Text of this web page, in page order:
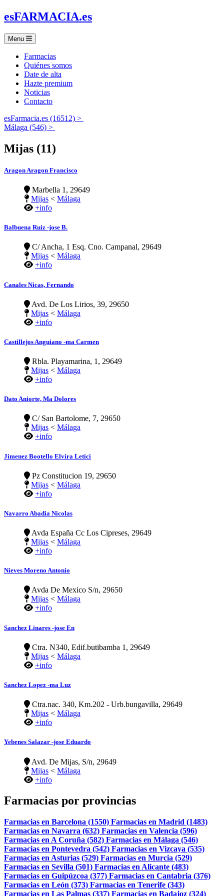
esFARMACIA.es
Menu
Farmacias
Quiénes somos
Date de alta
Hazte premium
Noticias
Contacto
esFarmacia.es (16512) >
Málaga (546) >
Mijas (11)
Aragon Aragon Francisco
Marbella 1, 29649
Mijas < Málaga
+info
Balbuena Ruiz -jose B.
C/ Ancha, 1 Esq. Cno. Campanal, 29649
Mijas < Málaga
+info
Canales Nicas, Fernando
Avd. De Los Lirios, 39, 29650
Mijas < Málaga
+info
Castillejos Anguiano -ma Carmen
Rbla. Playamarina, 1, 29649
Mijas < Málaga
+info
Dato Aniorte, Ma Dolores
C/ San Bartolome, 7, 29650
Mijas < Málaga
+info
Jimenez Bootello Elvira Letici
Pz Constitucion 19, 29650
Mijas < Málaga
+info
Navarro Abadia Nicolas
Avda España Cc Los Cipreses, 29649
Mijas < Málaga
+info
Nieves Moreno Antonio
Avda De Mexico S/n, 29650
Mijas < Málaga
+info
Sanchez Linares -jose En
Ctra. N340, Edif.butibamba 1, 29649
Mijas < Málaga
+info
Sanchez Lopez -ma Luz
Ctra.nac. 340, Km.202 - Urb.bungavilla, 29649
Mijas < Málaga
+info
Yebenes Salazar -jose Eduardo
Avd. De Mijas, S/n, 29649
Mijas < Málaga
+info
Farmacias por provincias
Farmacias en Barcelona (1550) Farmacias en Madrid (1483)
Farmacias en Navarra (632) Farmacias en Valencia (596)
Farmacias en A Coruña (582) Farmacias en Málaga (546)
Farmacias en Pontevedra (542) Farmacias en Vizcaya (535)
Farmacias en Asturias (529) Farmacias en Murcia (529)
Farmacias en Sevilla (501) Farmacias en Alicante (483)
Farmacias en Guipúzcoa (377) Farmacias en Cantabria (376)
Farmacias en León (373) Farmacias en Tenerife (343)
Farmacias en Las Palmas (337) Farmacias en Badajoz (324)